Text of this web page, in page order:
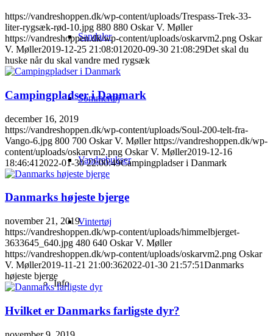
Sandaler
Sommertøj
Vandrebukser
Vintertøj
Info
https://vandreshoppen.dk/wp-content/uploads/Trespass-Trek-33-
liter-rygsæk-rød-10.jpg 880 880 Oskar V. Møller
https://vandreshoppen.dk/wp-content/uploads/oskarvm2.png Oskar
V. Møller2019-12-25 21:08:01 2020-09-30 21:08:29Det skal du
huske når du skal vandre med rygsæk
Campingpladser i Danmark
december 16, 2019
https://vandreshoppen.dk/wp-content/uploads/Soul-200-telt-fra-
Vango-6.jpg 800 700 Oskar V. Møller https://vandreshoppen.dk/wp-
content/uploads/oskarvm2.png Oskar V. Møller2019-12-16
18:46:41 2022-01-30 22:00:49Campingpladser i Danmark
Danmarks højeste bjerge
november 21, 2019
https://vandreshoppen.dk/wp-content/uploads/himmelbjerget-
3633645_640.jpg 480 640 Oskar V. Møller
https://vandreshoppen.dk/wp-content/uploads/oskarvm2.png Oskar
V. Møller2019-11-21 21:00:362022-01-30 21:57:51Danmarks
højeste bjerge
Hvilket er Danmarks farligste dyr?